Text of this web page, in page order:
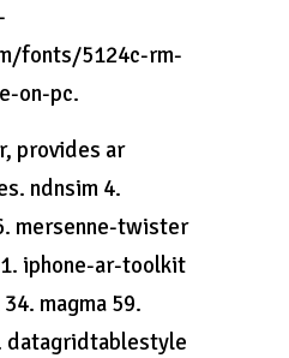
fonts/5124c-rm-
on-pc.
provides ar
ndnsim 4.
mersenne-twister
iphone-ar-toolkit
magma 59.
datagridtablestyle